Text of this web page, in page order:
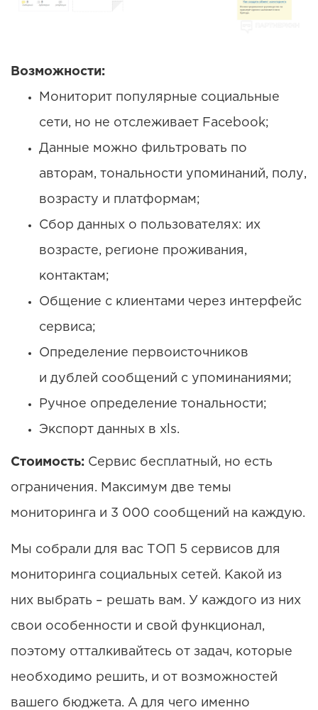
Возможности:
Мониторит популярные социальные
сети, но не отслеживает Facebook;
Данные можно фильтровать по
авторам, тональности упоминаний, полу,
возрасту и платформам;
Сбор данных о пользователях: их
возрасте, регионе проживания,
контактам;
Общение с клиентами через интерфейс
сервиса;
Определение первоисточников
и дублей сообщений с упоминаниями;
Ручное определение тональности;
Экспорт данных в xls.
Стоимость: Сервис бесплатный, но есть
ограничения. Максимум две темы
мониторинга и 3 000 сообщений на каждую.
Мы собрали для вас ТОП 5 сервисов для
мониторинга социальных сетей. Какой из
них выбрать – решать вам. У каждого из них
свои особенности и свой функционал,
поэтому отталкивайтесь от задач, которые
необходимо решить, и от возможностей
вашего бюджета. А для чего именно